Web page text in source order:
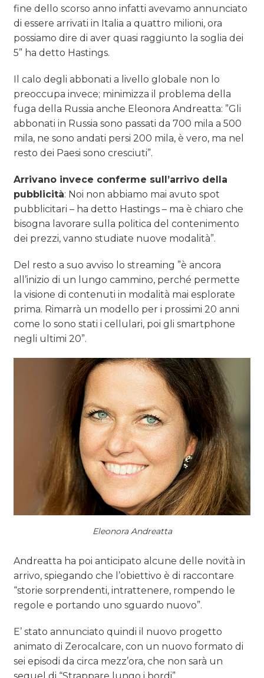
fine dello scorso anno infatti avevamo annunciato
di essere arrivati in Italia a quattro milioni, ora
possiamo dire di aver quasi raggiunto la soglia dei
5” ha detto Hastings.
Il calo degli abbonati a livello globale non lo
preoccupa invece; minimizza il problema della
fuga della Russia anche Eleonora Andreatta: ”Gli
abbonati in Russia sono passati da 700 mila a 500
mila, ne sono andati persi 200 mila, è vero, ma nel
resto dei Paesi sono cresciuti”.
Arrivano invece conferme sull’arrivo della
pubblicità: Noi non abbiamo mai avuto spot
pubblicitari – ha detto Hastings – ma è chiaro che
bisogna lavorare sulla politica del contenimento
dei prezzi, vanno studiate nuove modalità”.
Del resto a suo avviso lo streaming ”è ancora
all’inizio di un lungo cammino, perché permette
la visione di contenuti in modalità mai esplorate
prima. Rimarrà un modello per i prossimi 20 anni
come lo sono stati i cellulari, poi gli smartphone
negli ultimi 20”.
Eleonora Andreatta
Andreatta ha poi anticipato alcune delle novità in
arrivo, spiegando che l’obiettivo è di raccontare
“storie sorprendenti, intrattenere, rompendo le
regole e portando uno sguardo nuovo”.
E’ stato annunciato quindi il nuovo progetto
animato di Zerocalcare, con un nuovo formato di
sei episodi da circa mezz’ora, che non sarà un